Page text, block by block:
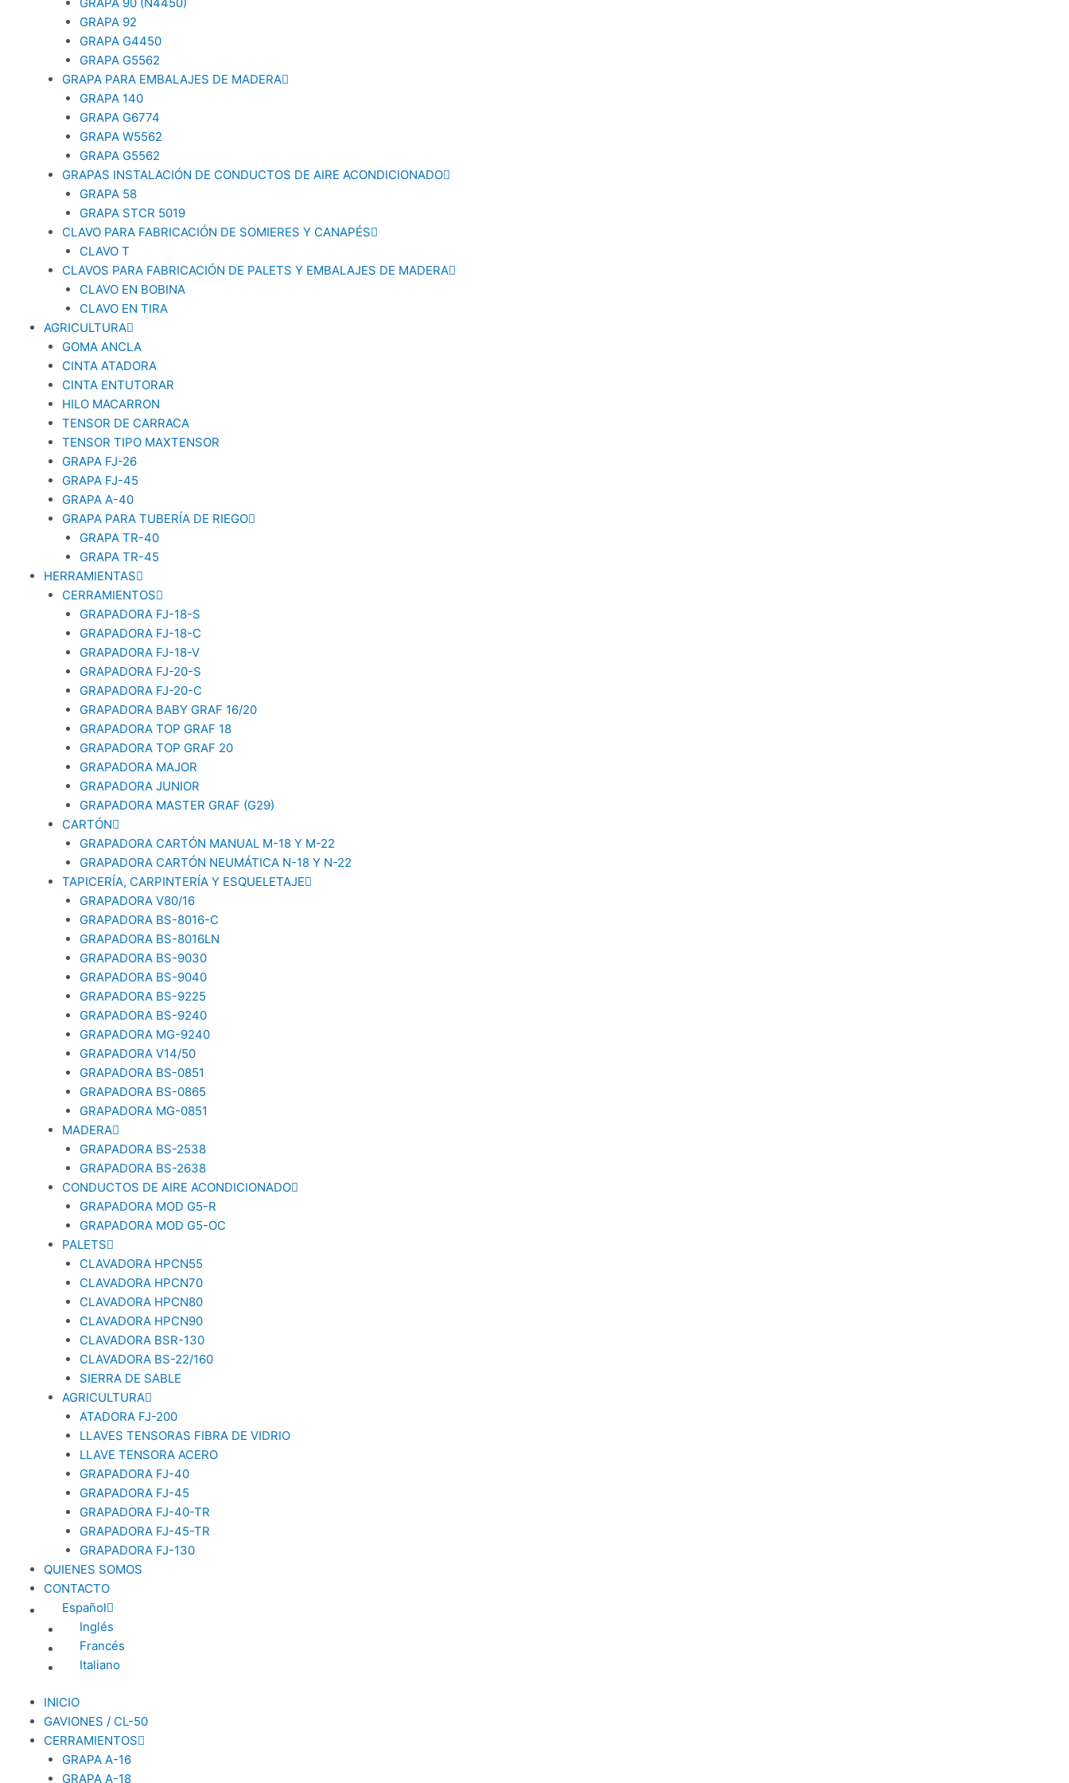
GRAPA 92
GRAPA G4450
GRAPA G5562
GRAPA PARA EMBALAJES DE MADERA
GRAPA 140
GRAPA G6774
GRAPA W5562
GRAPA G5562
GRAPAS INSTALACIÓN DE CONDUCTOS DE AIRE ACONDICIONADO
GRAPA 58
GRAPA STCR 5019
CLAVO PARA FABRICACIÓN DE SOMIERES Y CANAPÉS
CLAVO T
CLAVOS PARA FABRICACIÓN DE PALETS Y EMBALAJES DE MADERA
CLAVO EN BOBINA
CLAVO EN TIRA
AGRICULTURA
GOMA ANCLA
CINTA ATADORA
CINTA ENTUTORAR
HILO MACARRON
TENSOR DE CARRACA
TENSOR TIPO MAXTENSOR
GRAPA FJ-26
GRAPA FJ-45
GRAPA A-40
GRAPA PARA TUBERÍA DE RIEGO
GRAPA TR-40
GRAPA TR-45
HERRAMIENTAS
CERRAMIENTOS
GRAPADORA FJ-18-S
GRAPADORA FJ-18-C
GRAPADORA FJ-18-V
GRAPADORA FJ-20-S
GRAPADORA FJ-20-C
GRAPADORA BABY GRAF 16/20
GRAPADORA TOP GRAF 18
GRAPADORA TOP GRAF 20
GRAPADORA MAJOR
GRAPADORA JUNIOR
GRAPADORA MASTER GRAF (G29)
CARTÓN
GRAPADORA CARTÓN MANUAL M-18 Y M-22
GRAPADORA CARTÓN NEUMÁTICA N-18 Y N-22
TAPICERÍA, CARPINTERÍA Y ESQUELETAJE
GRAPADORA V80/16
GRAPADORA BS-8016-C
GRAPADORA BS-8016LN
GRAPADORA BS-9030
GRAPADORA BS-9040
GRAPADORA BS-9225
GRAPADORA BS-9240
GRAPADORA MG-9240
GRAPADORA V14/50
GRAPADORA BS-0851
GRAPADORA BS-0865
GRAPADORA MG-0851
MADERA
GRAPADORA BS-2538
GRAPADORA BS-2638
CONDUCTOS DE AIRE ACONDICIONADO
GRAPADORA MOD G5-R
GRAPADORA MOD G5-OC
PALETS
CLAVADORA HPCN55
CLAVADORA HPCN70
CLAVADORA HPCN80
CLAVADORA HPCN90
CLAVADORA BSR-130
CLAVADORA BS-22/160
SIERRA DE SABLE
AGRICULTURA
ATADORA FJ-200
LLAVES TENSORAS FIBRA DE VIDRIO
LLAVE TENSORA ACERO
GRAPADORA FJ-40
GRAPADORA FJ-45
GRAPADORA FJ-40-TR
GRAPADORA FJ-45-TR
GRAPADORA FJ-130
QUIENES SOMOS
CONTACTO
Español
Inglés
Francés
Italiano
INICIO
GAVIONES / CL-50
CERRAMIENTOS
GRAPA A-16
GRAPA A-18